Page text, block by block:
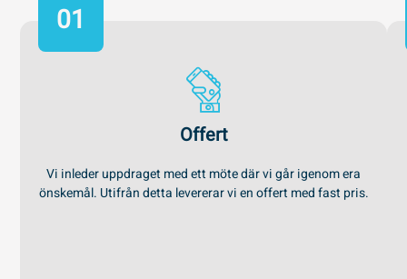
Offert
Vi inleder uppdraget med ett möte där vi går igenom era
önskemål. Utifrån detta levererar vi en offert med fast pris.
01